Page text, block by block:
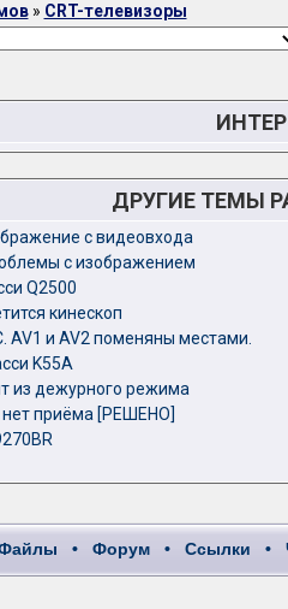
» CRT-телевизоры
ДРУГИЕ ТЕМЫ
с видеовхода
с изображением
Q2500
кинескоп
AV1 и AV2 поменяны местами.
K55A
из дежурного режима
нет приёма [РЕШЕНО]
• Форум • Ссылки •